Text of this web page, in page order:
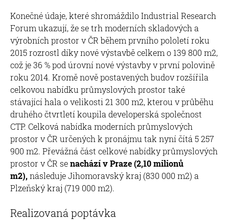
Konečné údaje, které shromáždilo Industrial Research
Forum ukazují, že se trh moderních skladových a
výrobních prostor v ČR během prvního pololetí roku
2015 rozrostl díky nové výstavbě celkem o 139 800 m2,
což je 36 % pod úrovní nové výstavby v první polovině
roku 2014. Kromě nově postavených budov rozšířila
celkovou nabídku průmyslových prostor také
stávající hala o velikosti 21 300 m2, kterou v průběhu
druhého čtvrtletí koupila developerská společnost
CTP. Celková nabídka moderních průmyslových
prostor v ČR určených k pronájmu tak nyní čítá 5 257
900 m2. Převážná část celkové nabídky průmyslových
prostor v ČR senachází v Praze (2,10 milionů
m2),následuje Jihomoravský kraj (830 000 m2) a
Plzeňský kraj (719 000 m2).
Realizovaná poptávka